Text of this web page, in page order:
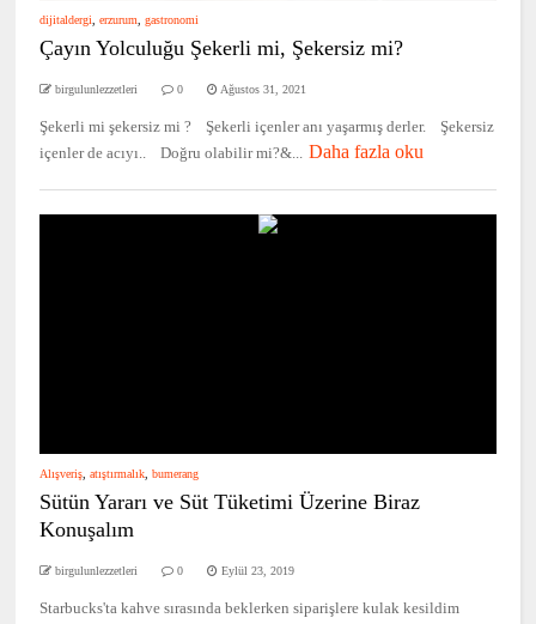
dijitaldergi ,erzurum ,gastronomi
Çayın Yolculuğu Şekerli mi, Şekersiz mi?
birgulunlezzetleri 0 Ağustos 31, 2021
Şekerli mi şekersiz mi ? Şekerli içenler anı yaşarmış derler. Şekersiz
içenler de acıyı.. Doğru olabilir mi?&... Daha fazla oku
Alışveriş ,atıştırmalık ,bumerang
Sütün Yararı ve Süt Tüketimi Üzerine Biraz
Konuşalım
birgulunlezzetleri 0 Eylül 23, 2019
Starbucks'ta kahve sırasında beklerken siparişlere kulak kesildim